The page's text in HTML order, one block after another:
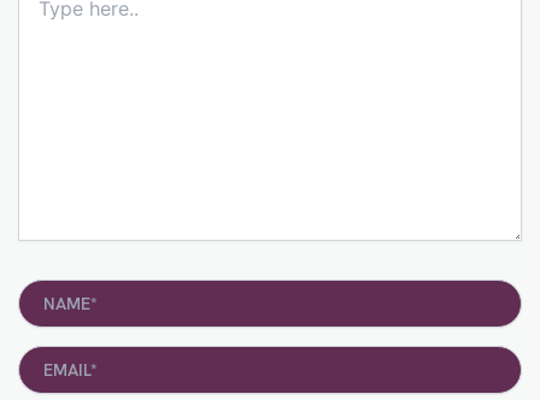
here..
Name*
Email*